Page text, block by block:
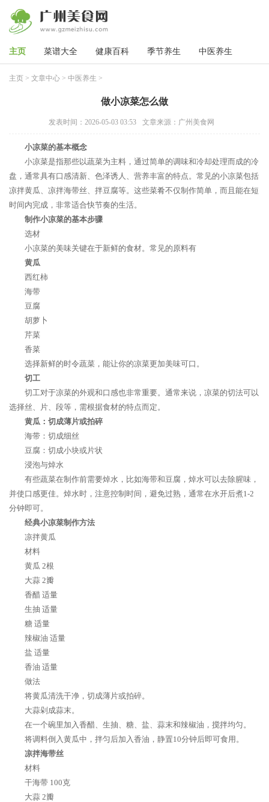
主页 菜谱大全 健康百科 季节养生 中医养生
主页 > 文章中心 > 中医养生 >
做小凉菜怎么做
发表时间：2026-05-03 03:53 文章来源：广州美食网
小凉菜的基本概念
小凉菜是指那些以蔬菜为主料，通过简单的调味和冷却处理而成的冷
盘，通常具有口感清新、色泽诱人、营养丰富的特点。常见的小凉菜包括
凉拌黄瓜、凉拌海带丝、拌豆腐等。这些菜肴不仅制作简单，而且能在短
时间内完成，非常适合快节奏的生活。
制作小凉菜的基本步骤
选材
小凉菜的美味关键在于新鲜的食材。常见的原料有
黄瓜
西红柿
海带
豆腐
胡萝卜
芹菜
香菜
选择新鲜的时令蔬菜，能让你的凉菜更加美味可口。
切工
切工对于凉菜的外观和口感也非常重要。通常来说，凉菜的切法可以
选择丝、片、段等，需根据食材的特点而定。
黄瓜：切成薄片或拍碎
海带：切成细丝
豆腐：切成小块或片状
浸泡与焯水
有些蔬菜在制作前需要焯水，比如海带和豆腐，焯水可以去除腥味，
并使口感更佳。焯水时，注意控制时间，避免过熟，通常在水开后煮1-2
分钟即可。
经典小凉菜制作方法
凉拌黄瓜
材料
黄瓜 2根
大蒜 2瓣
香醋 适量
生抽 适量
糖 适量
辣椒油 适量
盐 适量
香油 适量
做法
将黄瓜清洗干净，切成薄片或拍碎。
大蒜剁成蒜末。
在一个碗里加入香醋、生抽、糖、盐、蒜末和辣椒油，搅拌均匀。
将调料倒入黄瓜中，拌匀后加入香油，静置10分钟后即可食用。
凉拌海带丝
材料
干海带 100克
大蒜 2瓣